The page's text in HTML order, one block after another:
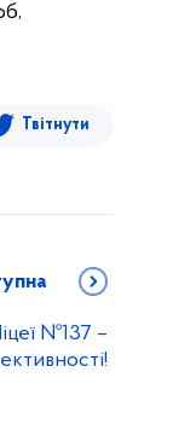
Твітнути
№137 –